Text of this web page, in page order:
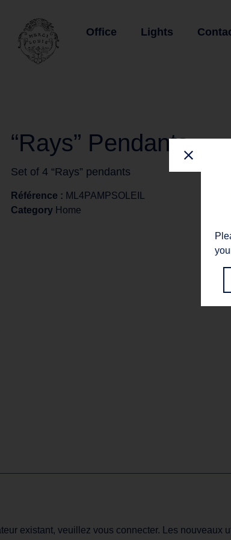
Office Lights
“Rays” Pendants
Set of 4 “Rays” pendants
Référence : ML4PAMPSOLEIL
Category Home
existant, veuillez vous connecter. Les nouveaux